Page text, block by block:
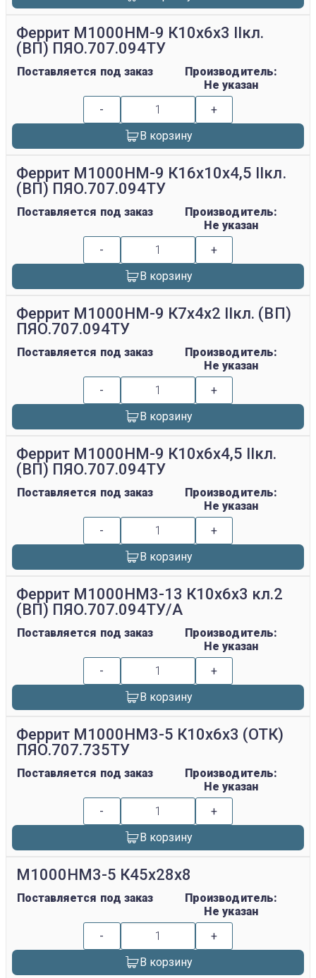
Феррит М1000НМ-9 К10х6х3 IIкл.
(ВП) ПЯО.707.094ТУ
Поставляется под заказ
Производитель:
Не указан
-
+
В корзину
Феррит М1000НМ-9 К16х10х4,5 IIкл.
(ВП) ПЯО.707.094ТУ
Поставляется под заказ
Производитель:
Не указан
-
+
В корзину
Феррит М1000НМ-9 К7х4х2 IIкл. (ВП)
ПЯО.707.094ТУ
Поставляется под заказ
Производитель:
Не указан
-
+
В корзину
Феррит М1000НМ-9 К10х6х4,5 IIкл.
(ВП) ПЯО.707.094ТУ
Поставляется под заказ
Производитель:
Не указан
-
+
В корзину
Феррит М1000НМ3-13 К10х6х3 кл.2
(ВП) ПЯО.707.094ТУ/А
Поставляется под заказ
Производитель:
Не указан
-
+
В корзину
Феррит М1000НМ3-5 К10х6х3 (ОТК)
ПЯО.707.735ТУ
Поставляется под заказ
Производитель:
Не указан
-
+
В корзину
М1000НМ3-5 К45х28х8
Поставляется под заказ
Производитель:
Не указан
-
+
В корзину